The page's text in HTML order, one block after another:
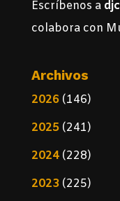
Escríbenos a
colabora con
Archivos
2026(146)
2025(241)
2024(228)
2023(225)